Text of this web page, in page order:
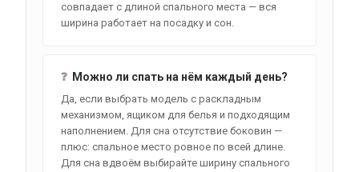
совпадает с длиной спального места — вся
ширина работает на посадку и сон.
❓ Можно ли спать на нём каждый день?
Да, если выбрать модель с раскладным
механизмом, ящиком для белья и подходящим
наполнением. Для сна отсутствие боковин —
плюс: спальное место ровное по всей длине.
Для сна вдвоём выбирайте ширину спального